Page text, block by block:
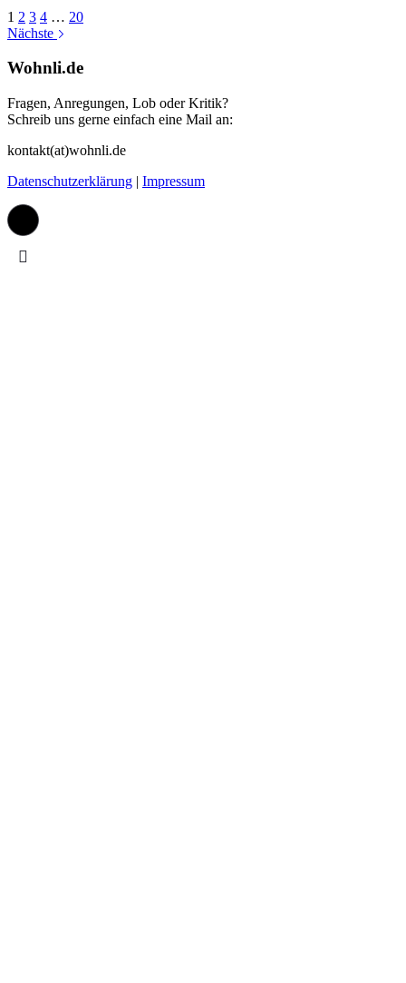
1 2 3 4 … 20
Nächste
Wohnli.de
Fragen, Anregungen, Lob oder Kritik?
Schreib uns gerne einfach eine Mail an:
kontakt(at)wohnli.de
Datenschutzerklärung | Impressum